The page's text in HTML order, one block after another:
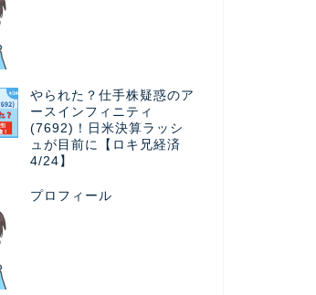
やられた？仕手株疑惑のア
ースインフィニティ
(7692)！日米決算ラッシ
ュが目前に【ロキ兄経済
4/24】
プロフィール